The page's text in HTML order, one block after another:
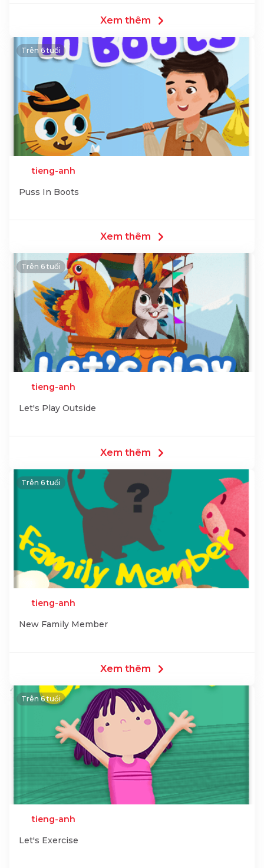
Xem thêm
Trên 6 tuổi
tieng-anh
Puss In Boots
Xem thêm
Trên 6 tuổi
tieng-anh
Let's Play Outside
Xem thêm
Trên 6 tuổi
tieng-anh
New Family Member
Xem thêm
Trên 6 tuổi
tieng-anh
Let's Exercise